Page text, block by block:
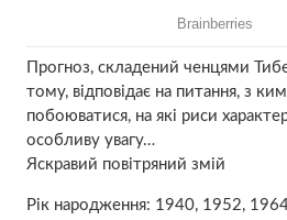
Прогноз, складений ченцями
тому, відповідає на питання, з
побоюватися, на які риси
особливу увагу…
Яскравий повітряний змій
Рік народження: 1940, 1952,